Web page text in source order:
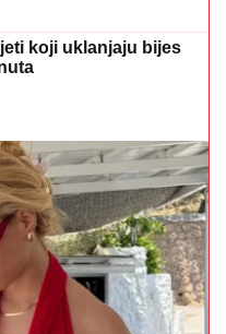
koji uklanjaju bijes